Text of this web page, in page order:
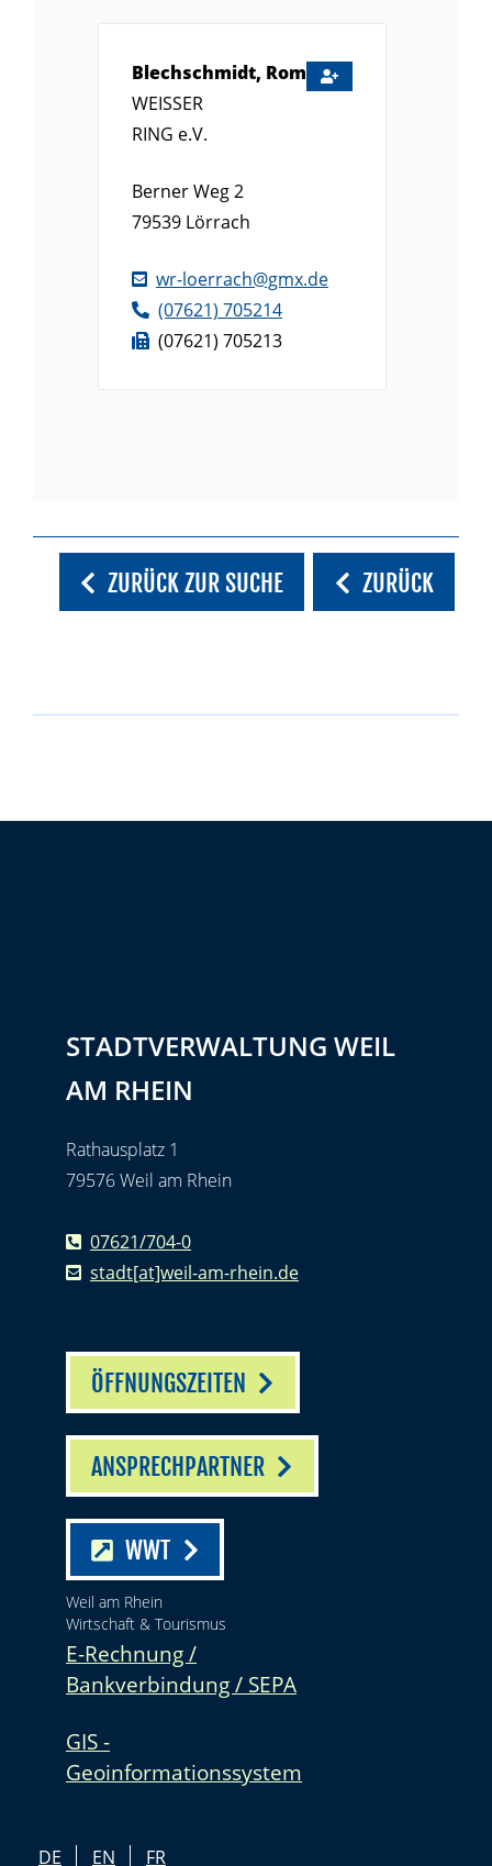
Blechschmidt, Romana
WEISSER
RING e.V.
Berner Weg 2
79539 Lörrach
wr-loerrach@gmx.de
(07621) 705214
(07621) 705213
ZURÜCK ZUR SUCHE ZURÜCK
STADTVERWALTUNG WEIL
AM RHEIN
Rathausplatz 1
79576 Weil am Rhein
07621/704-0
stadt[at]weil-am-rhein.de
ÖFFNUNGSZEITEN
ANSPRECHPARTNER
WWT
Weil am Rhein
Wirtschaft & Tourismus
E-Rechnung /
Bankverbindung / SEPA
GIS -
Geoinformationssystem
DE EN FR